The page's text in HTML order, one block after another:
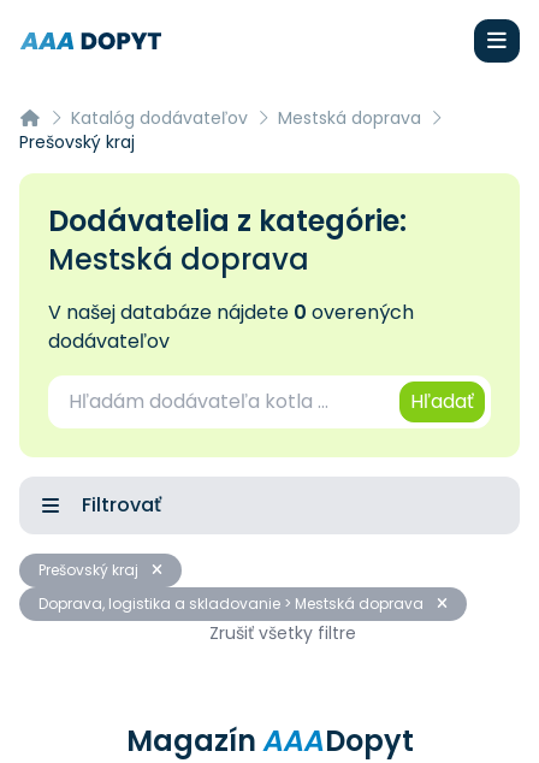
Katalóg dodávateľov
Mestská doprava
Prešovský kraj
Dodávatelia z kategórie:
Mestská doprava
V našej databáze nájdete 0 overených
dodávateľov
Hľadať
Filtrovať
Prešovský kraj
Doprava, logistika a skladovanie > Mestská doprava
Zrušiť všetky filtre
MagazínAAADopyt